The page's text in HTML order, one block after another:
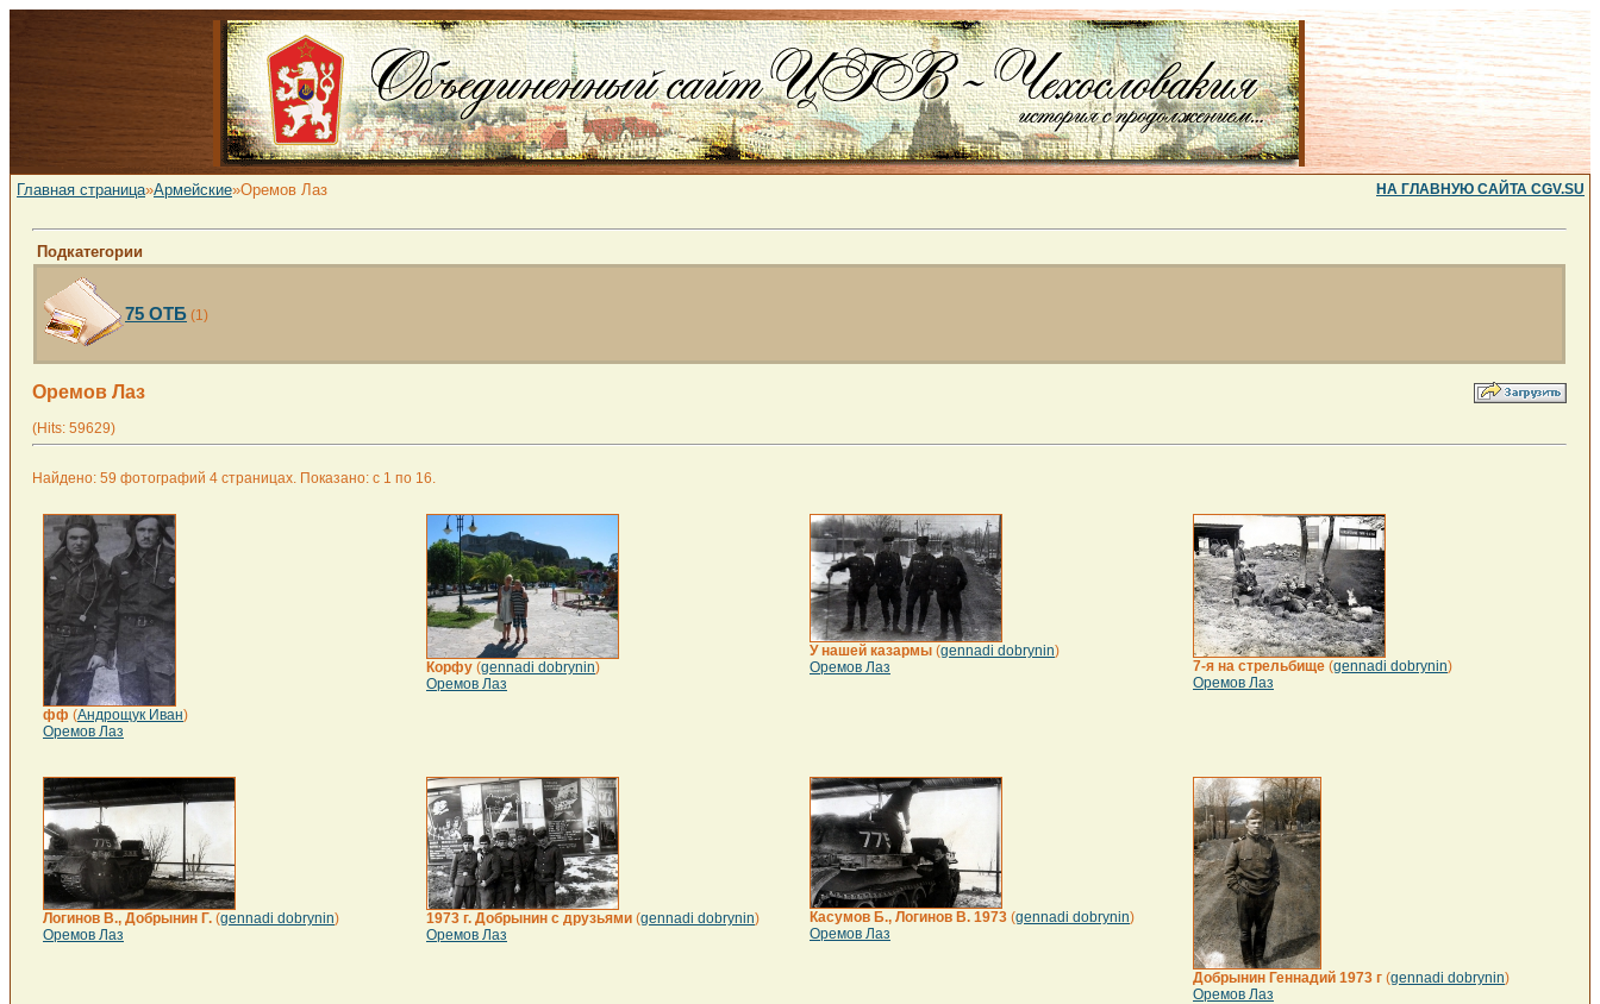
Главная страница»Армейские»Оремов Лаз НА ГЛАВНУЮ САЙТА CGV.SU
Подкатегории
75 ОТБ (1)
Оремов Лаз
(Hits: 59629)
Найдено: 59 фотографий 4 страницах. Показано: с 1 по 16.
фф (Андрощук Иван)
Оремов Лаз
Корфу (gennadi dobrynin)
Оремов Лаз
У нашей казармы (gennadi dobrynin)
Оремов Лаз
7-я на стрельбище (gennadi dobrynin)
Оремов Лаз
Логинов В., Добрынин Г. (gennadi dobrynin)
Оремов Лаз
1973 г. Добрынин с друзьями (gennadi dobrynin)
Оремов Лаз
Касумов Б., Логинов В. 1973 (gennadi dobrynin)
Оремов Лаз
Добрынин Геннадий 1973 г (gennadi dobrynin)
Оремов Лаз